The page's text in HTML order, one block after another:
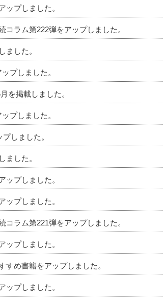
プしました。
ラム第222弾をアップしました。
した。
プしました。
を掲載しました。
プしました。
しました。
した。
プしました。
プしました。
ラム第221弾をアップしました。
プしました。
め書籍をアップしました。
プしました。